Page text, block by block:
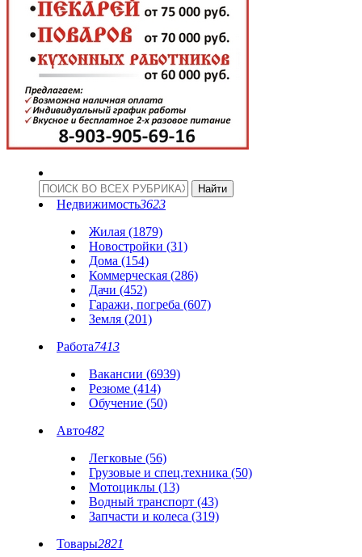
Недвижимость3623
Жилая (1879)
Новостройки (31)
Дома (154)
Коммерческая (286)
Дачи (452)
Гаражи, погреба (607)
Земля (201)
Работа7413
Вакансии (6939)
Резюме (414)
Обучение (50)
Авто482
Легковые (56)
Грузовые и спец.техника (50)
Мотоциклы (13)
Водный транспорт (43)
Запчасти и колеса (319)
Товары2821